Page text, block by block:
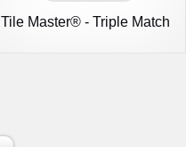
Tile Master® - Triple Match